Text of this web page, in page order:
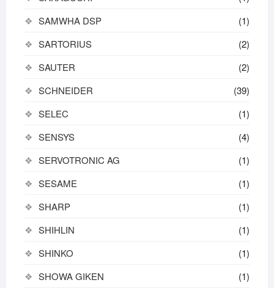
SAMWHA DSP
(1)
SARTORIUS
(2)
SAUTER
(2)
SCHNEIDER
(39)
SELEC
(1)
SENSYS
(4)
SERVOTRONIC AG
(1)
SESAME
(1)
SHARP
(1)
SHIHLIN
(1)
SHINKO
(1)
SHOWA GIKEN
(1)